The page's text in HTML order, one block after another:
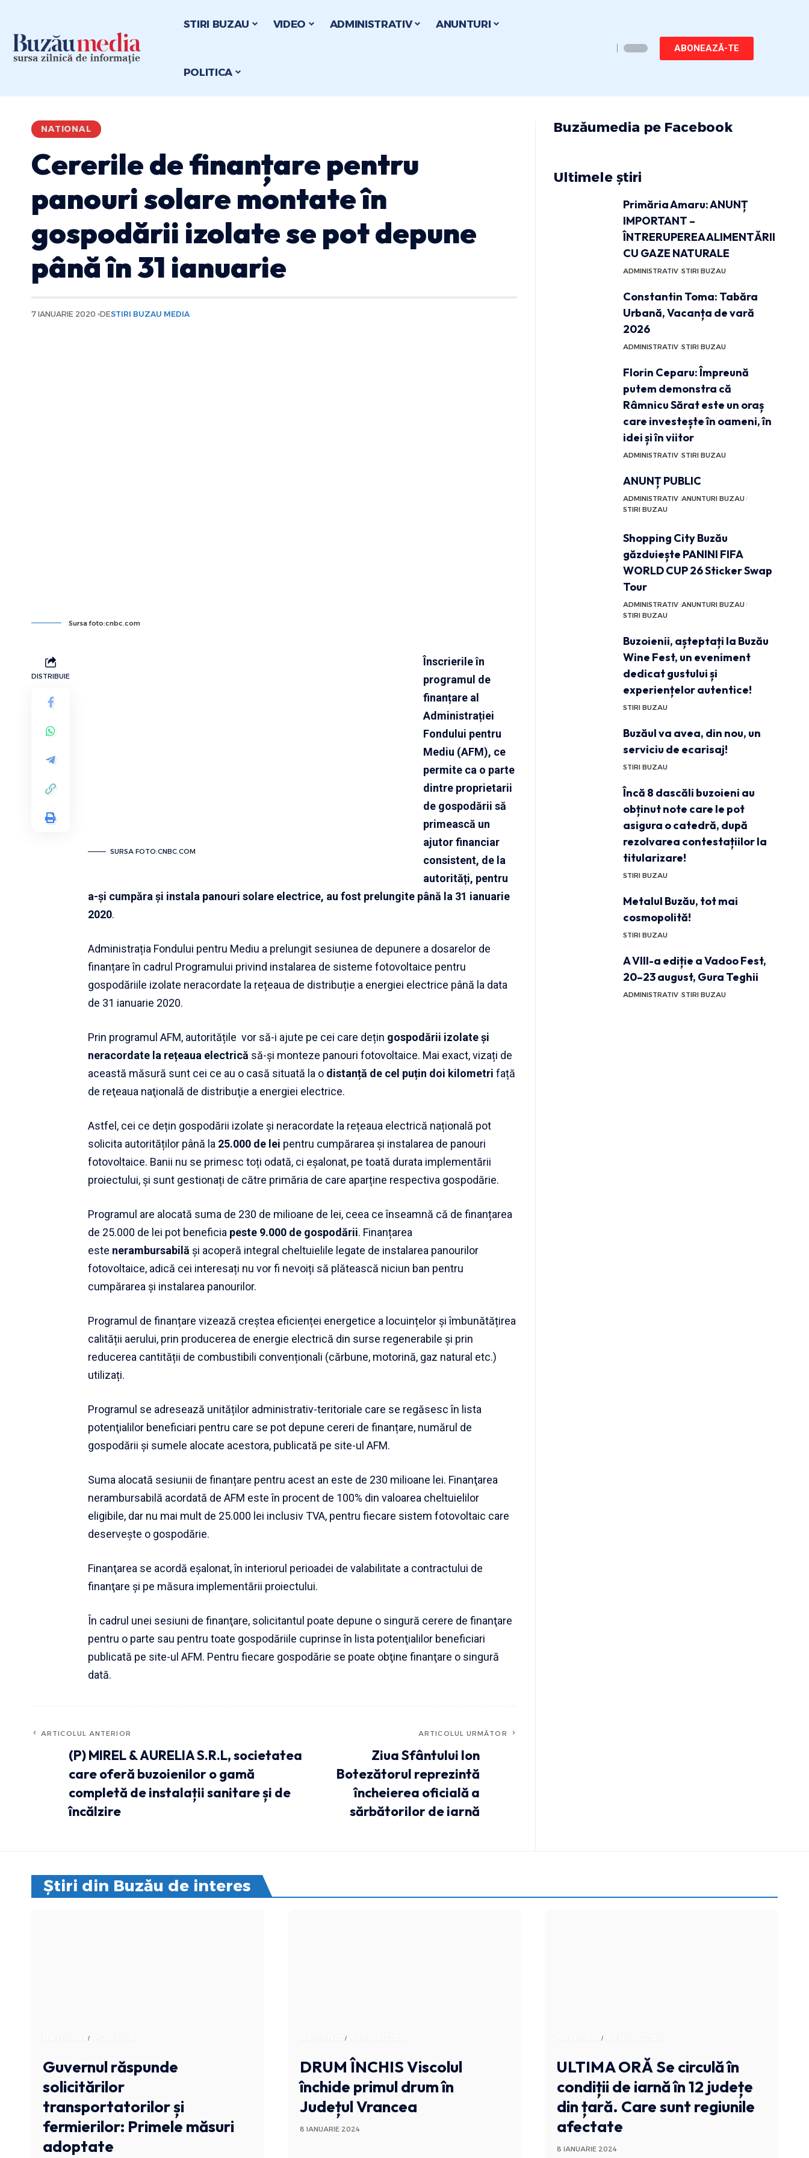
STIRI BUZAU VIDEO ADMINISTRATIV ANUNTURI
POLITICA
ABONEAZĂ-TE
NATIONAL
Cererile de finanțare pentru
panouri solare montate în
gospodării izolate se pot depune
până în 31 ianuarie
7 IANUARIE 2020 DESTIRI BUZAU MEDIA
Sursa foto:cnbc.com
DISTRIBUIE
SURSA FOTO:CNBC.COM
Înscrierile în
programul de
finanțare al
Administrației
Fondului pentru
Mediu (AFM), ce
permite ca o parte
dintre proprietarii
de gospodării să
primească un
ajutor financiar
consistent, de la
autorități, pentru
a-și cumpăra și instala panouri solare electrice, au fost prelungite până la 31 ianuarie
2020.
Administrația Fondului pentru Mediu a prelungit sesiunea de depunere a dosarelor de
finanțare în cadrul Programului privind instalarea de sisteme fotovoltaice pentru
gospodăriile izolate neracordate la rețeaua de distribuție a energiei electrice până la data
de 31 ianuarie 2020.
Prin programul AFM, autoritățile vor să-i ajute pe cei care dețin gospodării izolate și
neracordate la rețeaua electrică să-și monteze panouri fotovoltaice. Mai exact, vizați de
această măsură sunt cei ce au o casă situată la o distanță de cel puțin doi kilometri față
de reţeaua naţională de distribuţie a energiei electrice.
Astfel, cei ce dețin gospodării izolate și neracordate la rețeaua electrică națională pot
solicita autorităților până la 25.000 de lei pentru cumpărarea și instalarea de panouri
fotovoltaice. Banii nu se primesc toți odată, ci eșalonat, pe toată durata implementării
proiectului, și sunt gestionați de către primăria de care aparține respectiva gospodărie.
Programul are alocată suma de 230 de milioane de lei, ceea ce înseamnă că de finanțarea
de 25.000 de lei pot beneficia peste 9.000 de gospodării. Finanțarea
este nerambursabilă și acoperă integral cheltuielile legate de instalarea panourilor
fotovoltaice, adică cei interesați nu vor fi nevoiți să plătească niciun ban pentru
cumpărarea și instalarea panourilor.
Programul de finanțare vizează creștea eficienței energetice a locuințelor și îmbunătățirea
calității aerului, prin producerea de energie electrică din surse regenerabile și prin
reducerea cantității de combustibili convenționali (cărbune, motorină, gaz natural etc.)
utilizați.
Programul se adresează unităților administrativ-teritoriale care se regăsesc în lista
potenţialilor beneficiari pentru care se pot depune cereri de finanțare, numărul de
gospodării şi sumele alocate acestora, publicată pe site-ul AFM.
Suma alocată sesiunii de finanțare pentru acest an este de 230 milioane lei. Finanţarea
nerambursabilă acordată de AFM este în procent de 100% din valoarea cheltuielilor
eligibile, dar nu mai mult de 25.000 lei inclusiv TVA, pentru fiecare sistem fotovoltaic care
deserveşte o gospodărie.
Finanţarea se acordă eşalonat, în interiorul perioadei de valabilitate a contractului de
finanţare şi pe măsura implementării proiectului.
În cadrul unei sesiuni de finanţare, solicitantul poate depune o singură cerere de finanţare
pentru o parte sau pentru toate gospodăriile cuprinse în lista potenţialilor beneficiari
publicată pe site-ul AFM. Pentru fiecare gospodărie se poate obţine finanţare o singură
dată.
ARTICOLUL ANTERIOR
(P) MIREL & AURELIA S.R.L, societatea
care oferă buzoienilor o gamă
completă de instalații sanitare și de
încălzire
ARTICOLUL URMĂTOR
Ziua Sfântului Ion
Botezătorul reprezintă
încheierea oficială a
sărbătorilor de iarnă
Buzăumedia pe Facebook
Ultimele știri
Primăria Amaru: ANUNȚ
IMPORTANT –
ÎNTRERUPEREA ALIMENTĂRII
CU GAZE NATURALE
ADMINISTRATIV STIRI BUZAU
Constantin Toma: Tabăra
Urbană, Vacanța de vară
2026
ADMINISTRATIV STIRI BUZAU
Florin Ceparu: Împreună
putem demonstra că
Râmnicu Sărat este un oraș
care investește în oameni, în
idei și în viitor
ADMINISTRATIV STIRI BUZAU
ANUNȚ PUBLIC
ADMINISTRATIV ANUNTURI BUZAU
STIRI BUZAU
Shopping City Buzău
găzduiește PANINI FIFA
WORLD CUP 26 Sticker Swap
Tour
ADMINISTRATIV ANUNTURI BUZAU
STIRI BUZAU
Buzoienii, așteptați la Buzău
Wine Fest, un eveniment
dedicat gustului și
experiențelor autentice!
STIRI BUZAU
Buzăul va avea, din nou, un
serviciu de ecarisaj!
STIRI BUZAU
Încă 8 dascăli buzoieni au
obținut note care le pot
asigura o catedră, după
rezolvarea contestațiilor la
titularizare!
STIRI BUZAU
Metalul Buzău, tot mai
cosmopolită!
STIRI BUZAU
A VIII-a ediție a Vadoo Fest,
20–23 august, Gura Teghii
ADMINISTRATIV STIRI BUZAU
Știri din Buzău de interes
NATIONAL
Guvernul răspunde
solicitărilor
transportatorilor și
fermierilor: Primele măsuri
adoptate
NATIONAL
DRUM ÎNCHISViscolul
închide primul drum în
Județul Vrancea
8 IANUARIE 2024
NATIONAL
ULTIMA ORĂ Se circulă în
condiții de iarnă în 12 județe
din țară. Care sunt regiunile
afectate
8 IANUARIE 2024